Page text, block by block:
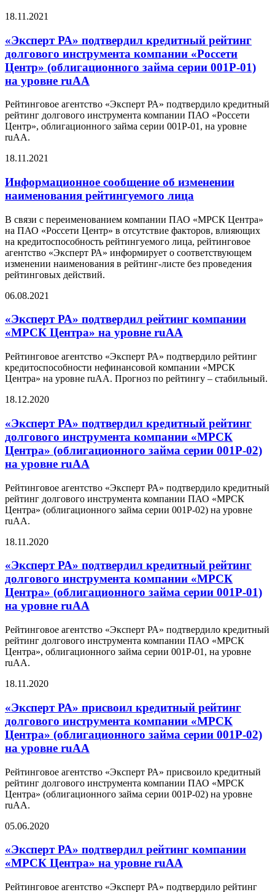
18.11.2021
«Эксперт РА» подтвердил кредитный рейтинг
долгового инструмента компании «Россети
Центр» (облигационного займа серии 001Р-01)
на уровне ruАА
Рейтинговое агентство «Эксперт РА» подтвердило кредитный
рейтинг долгового инструмента компании ПАО «Россети
Центр», облигационного займа серии 001Р-01, на уровне
ruAА.
18.11.2021
Информационное сообщение об изменении
наименования рейтингуемого лица
В связи с переименованием компании ПАО «МРСК Центра»
на ПАО «Россети Центр» в отсутствие факторов, влияющих
на кредитоспособность рейтингуемого лица, рейтинговое
агентство «Эксперт РА» информирует о соответствующем
изменении наименования в рейтинг-листе без проведения
рейтинговых действий.
06.08.2021
«Эксперт РА» подтвердил рейтинг компании
«МРСК Центра» на уровне ruAA
Рейтинговое агентство «Эксперт РА» подтвердило рейтинг
кредитоспособности нефинансовой компании «МРСК
Центра» на уровне ruAA. Прогноз по рейтингу – стабильный.
18.12.2020
«Эксперт РА» подтвердил кредитный рейтинг
долгового инструмента компании «МРСК
Центра» (облигационного займа серии 001Р-02)
на уровне ruАА
Рейтинговое агентство «Эксперт РА» подтвердило кредитный
рейтинг долгового инструмента компании ПАО «МРСК
Центра» (облигационного займа серии 001Р-02) на уровне
ruAА.
18.11.2020
«Эксперт РА» подтвердил кредитный рейтинг
долгового инструмента компании «МРСК
Центра» (облигационного займа серии 001Р-01)
на уровне ruАА
Рейтинговое агентство «Эксперт РА» подтвердило кредитный
рейтинг долгового инструмента компании ПАО «МРСК
Центра», облигационного займа серии 001Р-01, на уровне
ruAА.
18.11.2020
«Эксперт РА» присвоил кредитный рейтинг
долгового инструмента компании «МРСК
Центра» (облигационного займа серии 001Р-02)
на уровне ruАА
Рейтинговое агентство «Эксперт РА» присвоило кредитный
рейтинг долгового инструмента компании ПАО «МРСК
Центра» (облигационного займа серии 001Р-02) на уровне
ruAА.
05.06.2020
«Эксперт РА» подтвердил рейтинг компании
«МРСК Центра» на уровне ruAA
Рейтинговое агентство «Эксперт РА» подтвердило рейтинг